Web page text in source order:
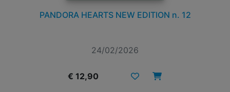
PANDORA HEARTS NEW EDITION n. 12
24/02/2026
€ 12,90